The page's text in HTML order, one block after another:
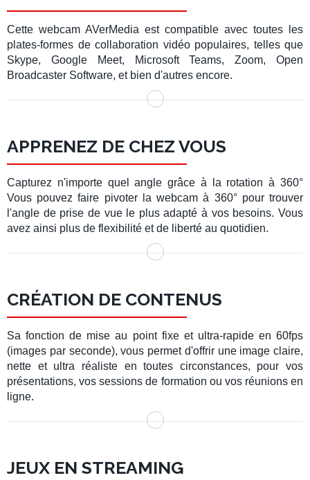
Cette webcam AVerMedia est compatible avec toutes les
plates-formes de collaboration vidéo populaires, telles que
Skype, Google Meet, Microsoft Teams,Zoom,Open
Broadcaster Software, et bien d'autres encore.
APPRENEZ DE CHEZ VOUS
Capturez n'importe quel angle grâce à la rotation à 360°
Vous pouvez faire pivoter la webcam à 360° pour trouver
l'angle de prise de vue le plus adapté à vos besoins. Vous
avez ainsi plus de flexibilité et de liberté au quotidien.
CRÉATION DE CONTENUS
Sa fonction de mise au pointfixe et ultra-rapide en60fps
(images par seconde), vous permet d'offrir une image claire,
nette et ultra réalisteen toutes circonstances, pour vos
présentations, vos sessions de formation ou vos réunions en
ligne.
JEUX EN STREAMING